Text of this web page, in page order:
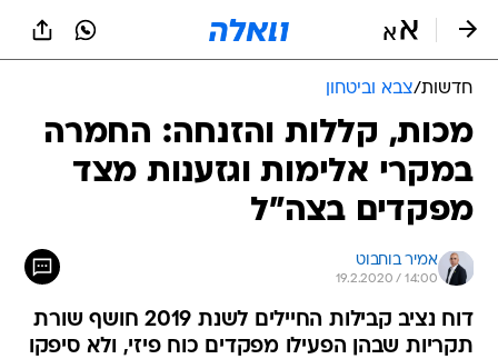
חדשות/צבא וביטחון
מכות, קללות והזנחה: החמרה
במקרי אלימות וגזענות מצד
מפקדים בצה"ל
אמיר בוחבוט
19.2.2020 / 14:00
דוח נציב קבילות החיילים לשנת 2019 חושף שורת
תקריות שבהן הפעילו מפקדים כוח פיזי, ולא סיפקו